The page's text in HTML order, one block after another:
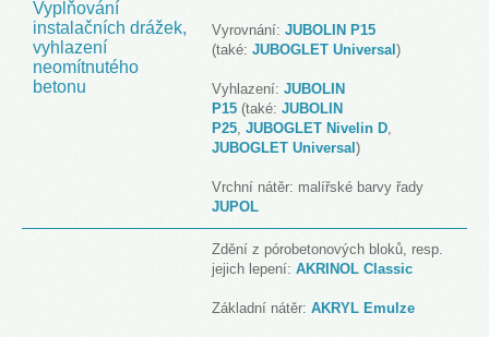
Vyplňování
instalačních drážek,
vyhlazení
neomítnutého
betonu
Vyrovnání: JUBOLIN P15
(také: JUBOGLET Universal)
Vyhlazení: JUBOLIN
P15 (také: JUBOLIN
P25 JUBOGLET Nivelin D
JUBOGLET Universal)
Vrchní nátěr: malířské barvy řady
JUPOL
Zdění z pórobetonových bloků, resp.
jejich lepení: AKRINOL Classic
Základní nátěr: AKRYL Emulze